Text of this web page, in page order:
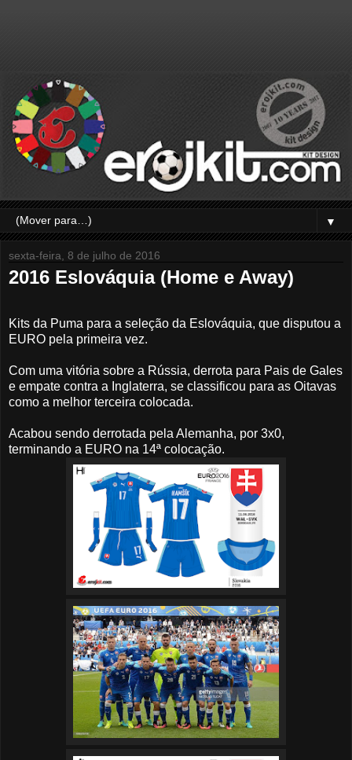
▼
sexta-feira, 8 de julho de 2016
2016 Eslováquia (Home e Away)
Kits da Puma para a seleção da Eslováquia, que disputou a
EURO pela primeira vez.
Com uma vitória sobre a Rússia, derrota para Pais de Gales
e empate contra a Inglaterra, se classificou para as Oitavas
como a melhor terceira colocada.
Acabou sendo derrotada pela Alemanha, por 3x0,
terminando a EURO na 14ª colocação.